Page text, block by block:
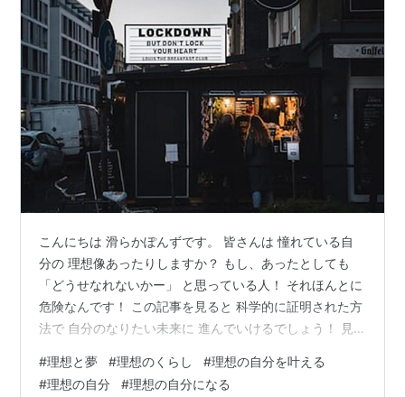
こんにちは 滑らかぽんずです。 皆さんは 憧れている自
分の 理想像あったりしますか？ もし、あったとしても
「どうせなれないかー」 と思っている人！ それほんとに
危険なんです！ この記事を見ると 科学的に証明された方
法で 自分のなりたい未来に 進んでいけるでしょう！ 見
は ズバリ 自己成就の予言です！ 最近授業で習って すご
くためになったので みなさんに今回 ご紹介します！ あ
#理想と夢 #理想のくらし #理想の自分を叶える
#理想の自分 #理想の自分になる